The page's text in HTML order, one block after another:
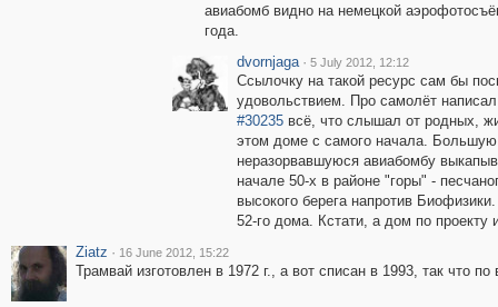
авиабомб видно на немецкой
года.
dvornjaga · 5 July 2012, 12:12
Ссылочку на такой ресурс сам бы
удовольствием. Про самолёт написал
#30235всё, что слышал от родных,
этом доме с самого начала. Большую
неразорвавшуюся авиабомбу
начале 50-х в районе "горы" -
высокого берега напротив
52-го дома. Кстати, а дом по
Ziatz · 16 June 2012, 15:22
Трамвай изготовлен в 1972 г., а вот списан в 1993, так что